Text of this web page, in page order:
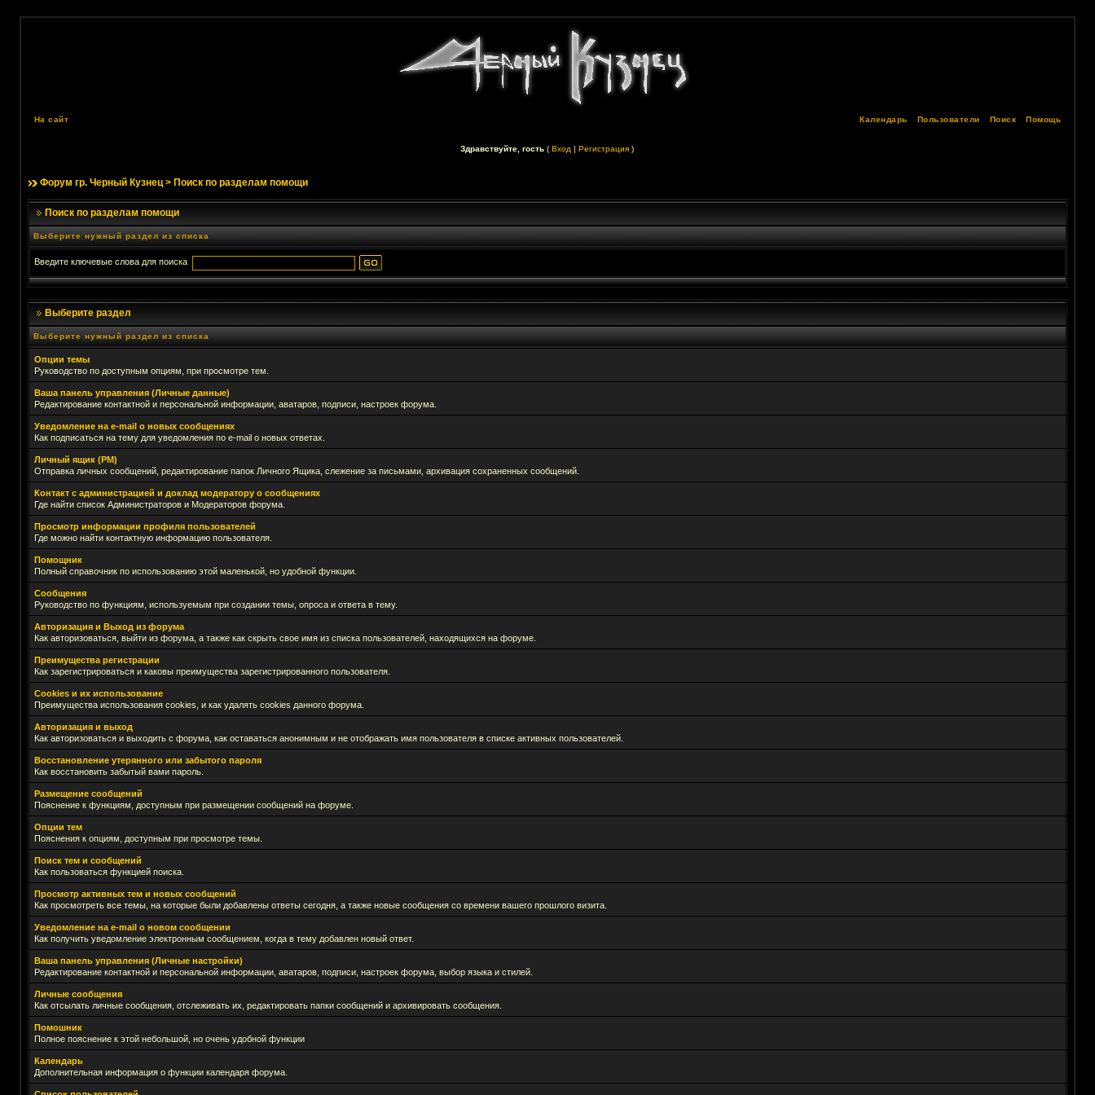
На сайт Помощь
Поиск
Пользователи
Календарь
Здравствуйте, гость (Вход |Регистрация )
Форум гр. Черный Кузнец> Поиск по разделам помощи
Поиск по разделам помощи
Выберите нужный раздел из списка
Введите ключевые слова для поиска
Выберите раздел
Выберите нужный раздел из списка
Опции темы
Руководство по доступным опциям, при просмотре тем.
Ваша панель управления (Личные данные)
Редактирование контактной и персональной информации, аватаров, подписи, настроек форума.
Уведомление на e-mail о новых сообщениях
Как подписаться на тему для уведомления по e-mail о новых ответах.
Личный ящик (PM)
Отправка личных сообщений, редактирование папок Личного Ящика, слежение за письмами, архивация сохраненных сообщений.
Контакт с администрацией и доклад модератору о сообщениях
Где найти список Администраторов и Модераторов форума.
Просмотр информации профиля пользователей
Где можно найти контактную информацию пользователя.
Помощник
Полный справочник по использованию этой маленькой, но удобной функции.
Сообщения
Руководство по функциям, используемым при создании темы, опроса и ответа в тему.
Авторизация и Выход из форума
Как авторизоваться, выйти из форума, а также как скрыть свое имя из списка пользователей, находящихся на форуме.
Преимущества регистрации
Как зарегистрироваться и каковы преимущества зарегистрированного пользователя.
Cookies и их использование
Преимущества использования cookies, и как удалять cookies данного форума.
Авторизация и выход
Как авторизоваться и выходить с форума, как оставаться анонимным и не отображать имя пользователя в списке активных пользователей.
Восстановление утерянного или забытого пароля
Как восстановить забытый вами пароль.
Размещение сообщений
Пояснение к функциям, доступным при размещении сообщений на форуме.
Опции тем
Пояснения к опциям, доступным при просмотре темы.
Поиск тем и сообщений
Как пользоваться функцией поиска.
Просмотр активных тем и новых сообщений
Как просмотреть все темы, на которые были добавлены ответы сегодня, а также новые сообщения со времени вашего прошлого визита.
Уведомление на е-mail о новом сообщении
Как получить уведомление электронным сообщением, когда в тему добавлен новый ответ.
Ваша панель управления (Личные настройки)
Редактирование контактной и персональной информации, аватаров, подписи, настроек форума, выбор языка и стилей.
Личные сообщения
Как отсылать личные сообщения, отслеживать их, редактировать папки сообщений и архивировать сообщения.
Помошник
Полное пояснение к этой небольшой, но очень удобной функции
Календарь
Дополнительная информация о функции календаря форума.